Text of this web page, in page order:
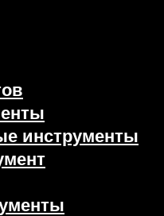
инструменты